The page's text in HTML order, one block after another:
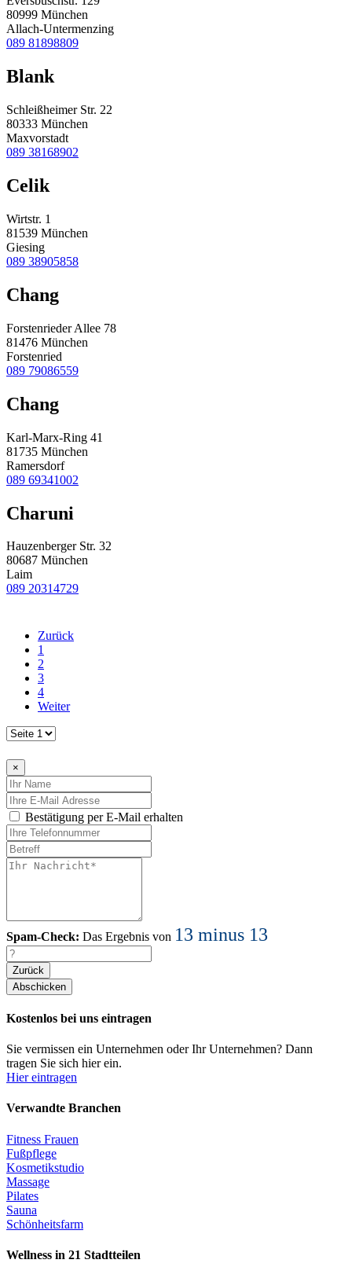
80999 München
Allach-Untermenzing
089 81898809
Blank
Schleißheimer Str. 22
80333 München
Maxvorstadt
089 38168902
Celik
Wirtstr. 1
81539 München
Giesing
089 38905858
Chang
Forstenrieder Allee 78
81476 München
Forstenried
089 79086559
Chang
Karl-Marx-Ring 41
81735 München
Ramersdorf
089 69341002
Charuni
Hauzenberger Str. 32
80687 München
Laim
089 20314729
Zurück
1
2
3
4
Weiter
×
Bestätigung per E-Mail erhalten
Spam-Check: Das Ergebnis von 13 minus 13
Zurück
Kostenlos bei uns eintragen
Sie vermissen ein Unternehmen oder Ihr Unternehmen? Dann
tragen Sie sich hier ein.
Hier eintragen
Verwandte Branchen
Fitness Frauen
Fußpflege
Kosmetikstudio
Massage
Pilates
Sauna
Schönheitsfarm
Wellness in 21 Stadtteilen